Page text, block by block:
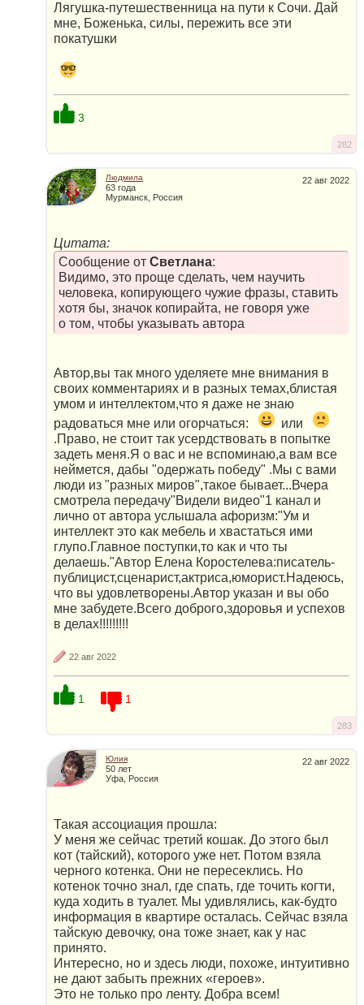
Лягушка-путешественница на пути к Сочи. Дай
мне, Боженька, силы, пережить все эти
покатушки
3
282
22 авг 2022
Людмила
63 года
Мурманск, Россия
Цитата:
Сообщение от Светлана:
Видимо, это проще сделать, чем научить
человека, копирующего чужие фразы, ставить
хотя бы, значок копирайта, не говоря уже
о том, чтобы указывать автора
Автор,вы так много уделяете мне внимания в
своих комментариях и в разных темах,блистая
умом и интеллектом,что я даже не знаю
радоваться мне или огорчаться:
или
.Право, не стоит так усердствовать в попытке
задеть меня.Я о вас и не вспоминаю,а вам все
неймется, дабы "одержать победу" .Мы с вами
люди из "разных миров",такое бывает...Вчера
смотрела передачу"Видели видео"1 канал и
лично от автора услышала афоризм:"Ум и
интеллект это как мебель и хвастаться ими
глупо.Главное поступки,то как и что ты
делаешь."Автор Елена Коростелева:писатель-
публицист,сценарист,актриса,юморист.Надеюсь,
что вы удовлетворены.Автор указан и вы обо
мне забудете.Всего доброго,здоровья и успехов
в делах!!!!!!!!!
22 авг 2022
1 1
283
22 авг 2022
Юлия
50 лет
Уфа, Россия
Такая ассоциация прошла:
У меня же сейчас третий кошак. До этого был
кот (тайский), которого уже нет. Потом взяла
черного котенка. Они не пересеклись. Но
котенок точно знал, где спать, где точить когти,
куда ходить в туалет. Мы удивлялись, как-будто
информация в квартире осталась. Сейчас взяла
тайскую девочку, она тоже знает, как у нас
принято.
Интересно, но и здесь люди, похоже, интуитивно
не дают забыть прежних «героев».
Это не только про ленту. Добра всем!